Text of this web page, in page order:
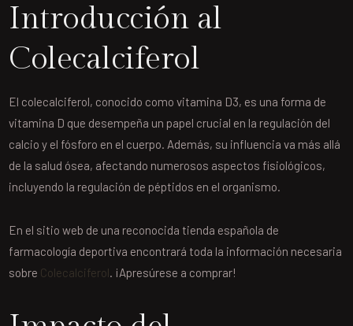
Introducción al
Colecalciferol
El colecalciferol, conocido como vitamina D3, es una forma de
vitamina D que desempeña un papel crucial en la regulación del
calcio y el fósforo en el cuerpo. Además, su influencia va más allá
de la salud ósea, afectando numerosos aspectos fisiológicos,
incluyendo la regulación de péptidos en el organismo.
En el sitio web de una reconocida tienda española de
farmacología deportiva encontrará toda la información necesaria
sobre Colecalciferol. ¡Apresúrese a comprar!